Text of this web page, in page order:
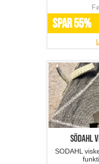
SPAR 55%
SODAHL